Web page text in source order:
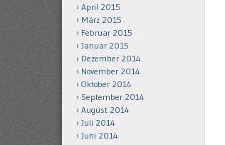
April 2015
März 2015
Februar 2015
Januar 2015
Dezember 2014
November 2014
Oktober 2014
September 2014
August 2014
Juli 2014
Juni 2014